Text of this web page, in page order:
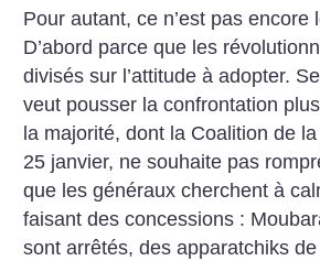
Pour autant, ce n’est pas encore
D’abord parce que les
divisés sur l’attitude à adopter.
veut pousser la confrontation
la majorité, dont la Coalition de
25 janvier, ne souhaite pas
que les généraux cherchent à
faisant des concessions :
sont arrêtés, des apparatchiks de